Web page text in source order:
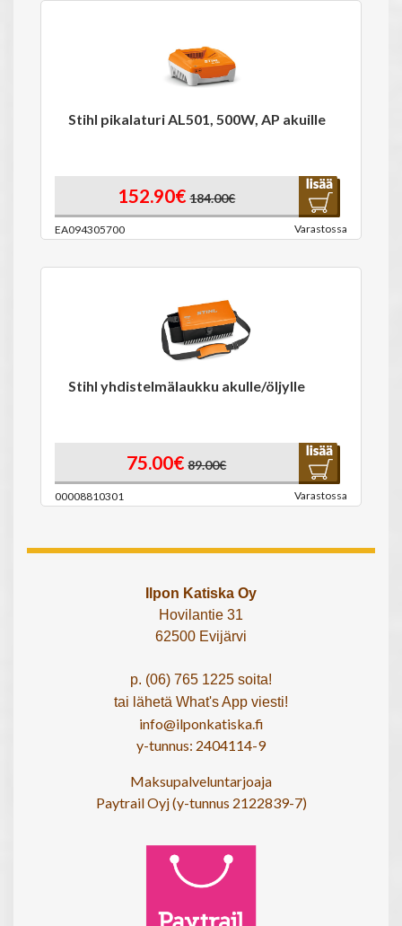
Stihl pikalaturi AL501, 500W, AP akuille
152.90€ 184.00€
EA094305700 Varastossa
Stihl yhdistelmälaukku akulle/öljylle
75.00€ 89.00€
00008810301 Varastossa
Ilpon Katiska Oy
Hovilantie 31
62500 Evijärvi
p. (06) 765 1225 soita!
tai lähetä What's App viesti!
info@ilponkatiska.fi
y-tunnus: 2404114-9
Maksupalveluntarjoaja
Paytrail Oyj (y-tunnus 2122839-7)